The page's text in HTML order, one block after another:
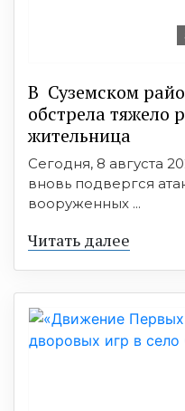
В Суземском
обстрела тяжело
жительница
Сегодня, 8 августа
вновь подвергся
вооруженных ...
Читать далее